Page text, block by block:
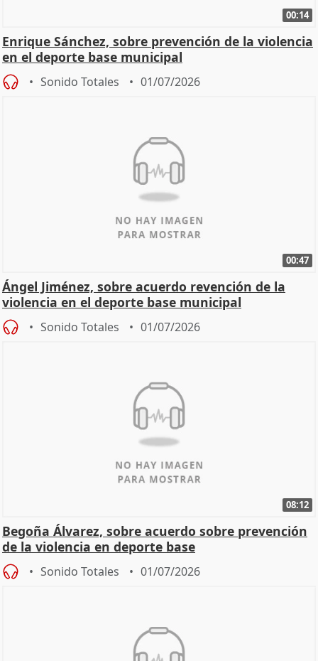
00:14
Enrique Sánchez, sobre prevención de la violencia
en el deporte base municipal
Sonido Totales 01/07/2026
00:47
Ángel Jiménez, sobre acuerdo revención de la
violencia en el deporte base municipal
Sonido Totales 01/07/2026
08:12
Begoña Álvarez, sobre acuerdo sobre prevención
de la violencia en deporte base
Sonido Totales 01/07/2026